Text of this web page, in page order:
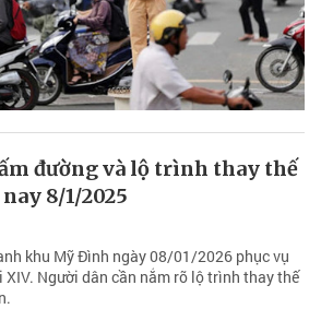
đường và lộ trình thay thế
8/1/2025
khu Mỹ Đình ngày 08/01/2026 phục vụ
Người dân cần nắm rõ lộ trình thay thế